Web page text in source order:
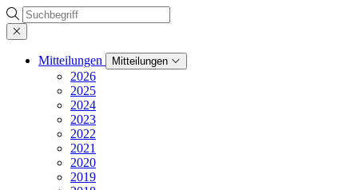
Suche
Mitteilungen Mitteilungen
2026
2025
2024
2023
2022
2021
2020
2019